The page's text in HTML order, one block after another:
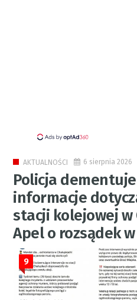
AKTUALNOŚCI 6 sierpnia 2026
Policja
informacje
stacji kolejowej w
Apel o rozsądek
9